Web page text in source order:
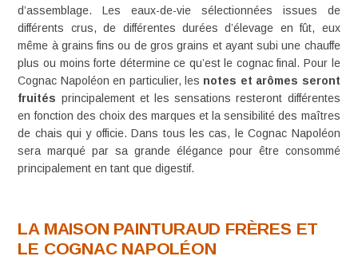
d’assemblage. Les eaux-de-vie sélectionnées issues de
différents crus, de différentes durées d’élevage en fût, eux
même à grains fins ou de gros grains et ayant subi une chauffe
plus ou moins forte détermine ce qu’est le cognac final. Pour le
Cognac Napoléon en particulier, les notes et arômes seront
fruités principalement et les sensations resteront différentes
en fonction des choix des marques et la sensibilité des maîtres
de chais qui y officie. Dans tous les cas, le Cognac Napoléon
sera marqué par sa grande élégance pour être consommé
principalement en tant que digestif.
LA MAISON PAINTURAUD FRÈRES ET
LE COGNAC NAPOLÉON